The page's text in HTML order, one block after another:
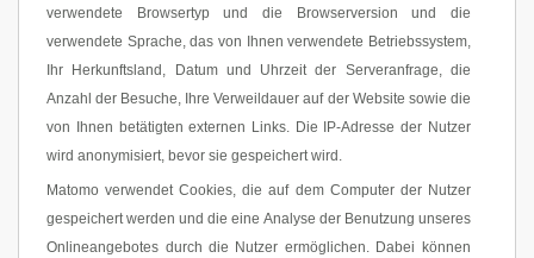
verwendete Browsertyp und die Browserversion und die
verwendete Sprache, das von Ihnen verwendete Betriebssystem,
Ihr Herkunftsland, Datum und Uhrzeit der Serveranfrage, die
Anzahl der Besuche, Ihre Verweildauer auf der Website sowie die
von Ihnen betätigten externen Links. Die IP-Adresse der Nutzer
wird anonymisiert, bevor sie gespeichert wird.
Matomo verwendet Cookies, die auf dem Computer der Nutzer
gespeichert werden und die eine Analyse der Benutzung unseres
Onlineangebotes durch die Nutzer ermöglichen. Dabei können